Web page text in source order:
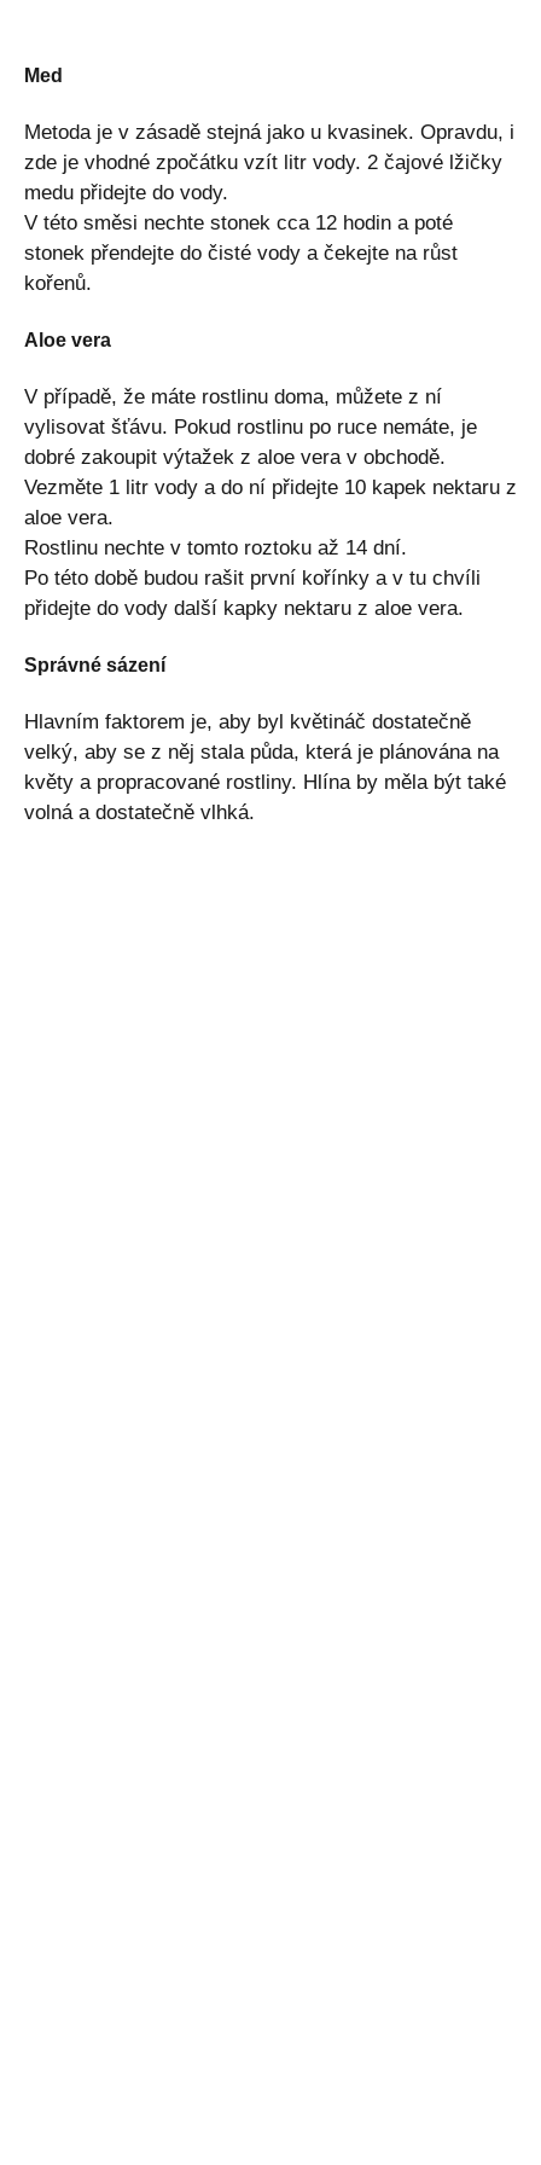
Med
Metoda je v zásadě stejná jako u kvasinek. Opravdu, i
zde je vhodné zpočátku vzít litr vody. 2 čajové lžičky
medu přidejte do vody.
V této směsi nechte stonek cca 12 hodin a poté
stonek přendejte do čisté vody a čekejte na růst
kořenů.
Aloe vera
V případě, že máte rostlinu doma, můžete z ní
vylisovat šťávu. Pokud rostlinu po ruce nemáte, je
dobré zakoupit výtažek z aloe vera v obchodě.
Vezměte 1 litr vody a do ní přidejte 10 kapek nektaru z
aloe vera.
Rostlinu nechte v tomto roztoku až 14 dní.
Po této době budou rašit první kořínky a v tu chvíli
přidejte do vody další kapky nektaru z aloe vera.
Správné sázení
Hlavním faktorem je, aby byl květináč dostatečně
velký, aby se z něj stala půda, která je plánována na
květy a propracované rostliny. Hlína by měla být také
volná a dostatečně vlhká.